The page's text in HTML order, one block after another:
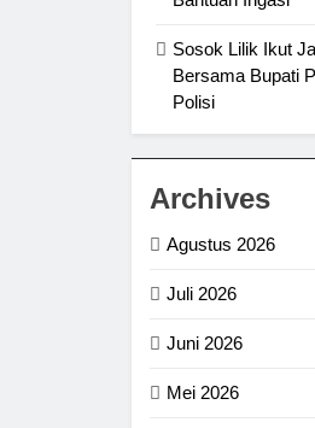
Sosok Lilik Ikut
Bersama Bupati
Polisi
Archives
Agustus 2026
Juli 2026
Juni 2026
Mei 2026